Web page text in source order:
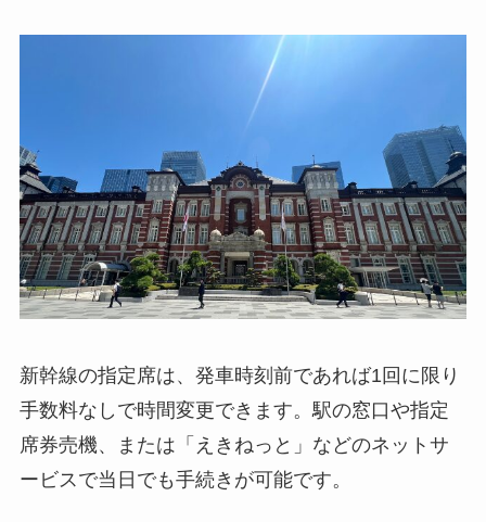
新幹線の指定席は、発車時刻前であれば1回に限り
手数料なしで時間変更できます。駅の窓口や指定
席券売機、または「えきねっと」などのネットサ
ービスで当日でも手続きが可能です。